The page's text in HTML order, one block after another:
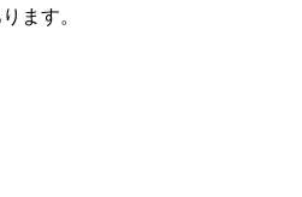
ます。